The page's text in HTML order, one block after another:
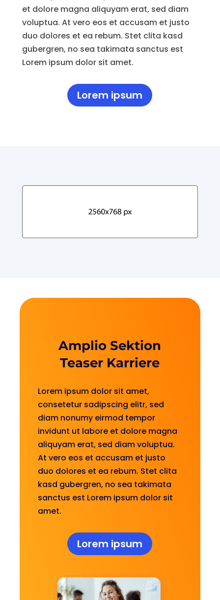
et dolore magna aliquyam erat, sed diam
voluptua. At vero eos et accusam et justo
duo dolores et ea rebum. Stet clita kasd
gubergren, no sea takimata sanctus est
Lorem ipsum dolor sit amet.
Lorem ipsum
Amplio Sektion
Teaser Karriere
Lorem ipsum dolor sit amet,
consetetur sadipscing elitr, sed
diam nonumy eirmod tempor
invidunt ut labore et dolore magna
aliquyam erat, sed diam voluptua.
At vero eos et accusam et justo
duo dolores et ea rebum. Stet clita
kasd gubergren, no sea takimata
sanctus est Lorem ipsum dolor sit
amet.
Lorem ipsum